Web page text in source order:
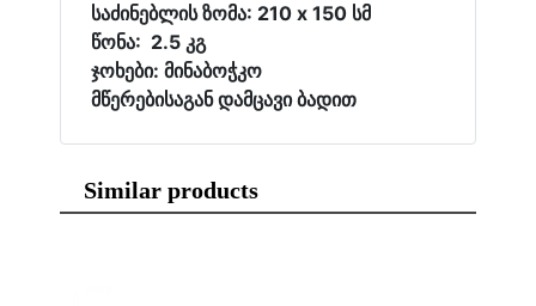
საძინებლის ზომა: 210 x 150 სმ
წონა: 2.5 კგ
ჯოხები: მინაბოჭკო
მწერებისაგან დამცავი ბადით
Similar products